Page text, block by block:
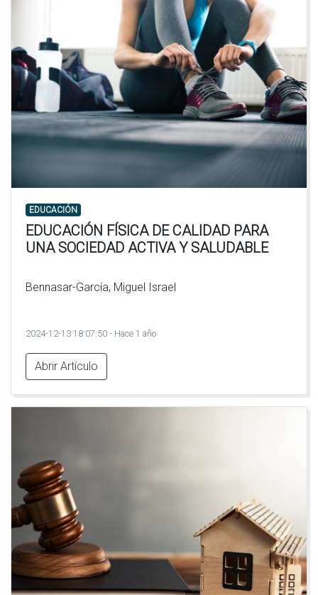
EDUCACIÓN
EDUCACIÓN FÍSICA DE CALIDAD PARA
UNA SOCIEDAD ACTIVA Y SALUDABLE
Bennasar-García, Miguel Israel
2024-12-13 18:07:50 - Hace 1 año
Abrir Artículo